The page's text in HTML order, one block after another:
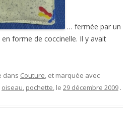
… fermée par un
forme de coccinelle. Il y avait
dans Couture, et marquée avec
oiseau, pochette, le 29 décembre 2009 .